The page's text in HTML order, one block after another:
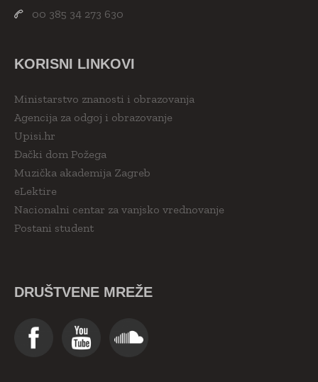
00 385 34 273 630
KORISNI LINKOVI
Ministarstvo znanosti i obrazovanja
Agencija za odgoj i obrazovanje
Upisi.hr
Đački dom Požega
Muzička akademija Zagreb
eLektire
Nacionalni centar za vanjsko vrednovanje
Postani student
DRUŠTVENE MREŽE